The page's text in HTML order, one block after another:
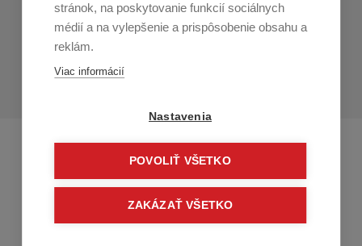
Prihlásiť
osoby staršie ako 16 rokov!
stránok, na poskytovanie funkcií sociálnych
médií a na vylepšenie a prispôsobenie obsahu a
reklám.
Viac informácií
Nastavenia
POVOLIŤ VŠETKO
ZAKÁZAŤ VŠETKO